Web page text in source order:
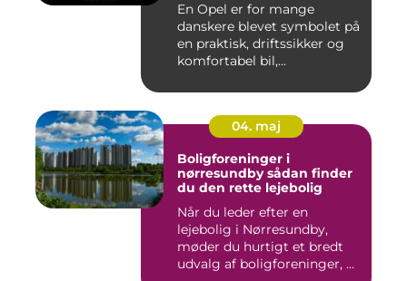
En Opel er for mange
danskere blevet symbolet på
en praktisk, driftssikker og
komfortabel bil,...
04. maj
Boligforeninger i
nørresundby sådan finder
du den rette lejebolig
Når du leder efter en
lejebolig i Nørresundby,
møder du hurtigt et bredt
udvalg af boligforeninger, ...